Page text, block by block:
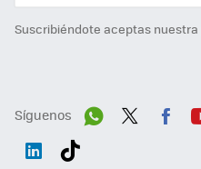
Suscribiéndote aceptas nuestra
Síguenos